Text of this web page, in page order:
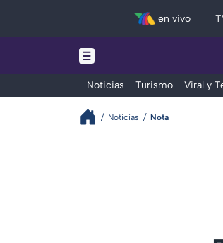
en vivo
Noticias Turismo Viral y
Noticias Nota